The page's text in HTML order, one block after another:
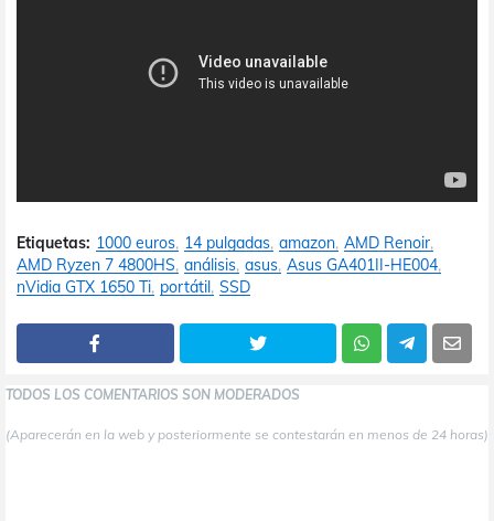
Etiquetas: 1000 euros 14 pulgadas amazon AMD Renoir
AMD Ryzen 7 4800HS análisis asus Asus GA401II-HE004
nVidia GTX 1650 Ti portátil SSD
TODOS LOS COMENTARIOS SON MODERADOS
(Aparecerán en la web y posteriormente se contestarán en menos de 24 horas)